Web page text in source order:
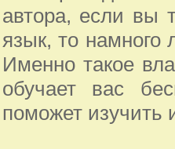
автора, если вы
язык, то намного
Именно такое
обучает вас
поможет изучить